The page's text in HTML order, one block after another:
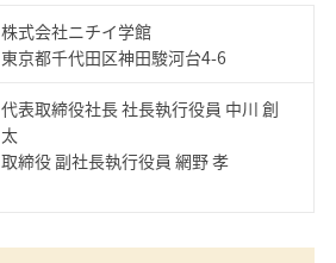
株式会社ニチイ学館
東京都千代田区神田駿河台4-6
代表取締役社長 社長執行役員 中川 創
太
取締役 副社長執行役員 網野 孝